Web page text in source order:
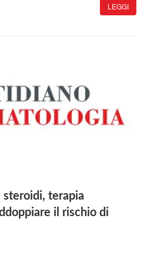
LEGGI
steroidi, terapia
il rischio di